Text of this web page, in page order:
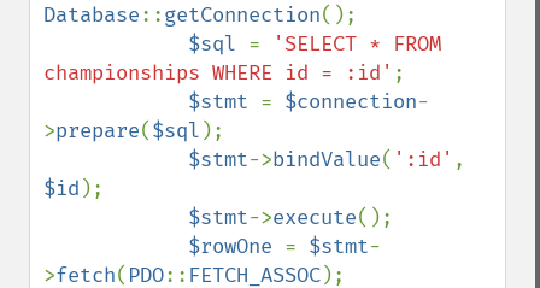
Database::getConnection();
$sql =
'SELECT * FROM
championships WHERE id = :id' ;
$stmt = $connection-
>prepare($sql );
$stmt->bindValue( ':id'
$id );
$stmt->execute();
$rowOne = $stmt-
>fetch( PDO:: FETCH_ASSOC);